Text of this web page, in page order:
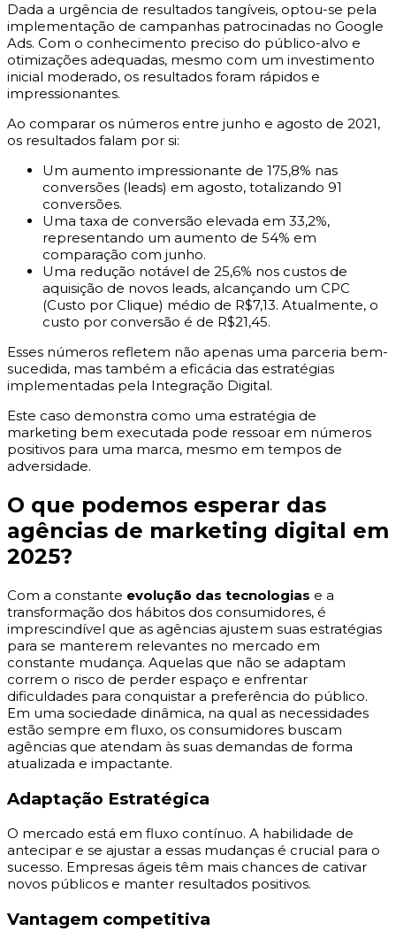
Dada a urgência de resultados tangíveis, optou-se pela
implementação de campanhas patrocinadas no Google
Ads. Com o conhecimento preciso do público-alvo e
otimizações adequadas, mesmo com um investimento
inicial moderado, os resultados foram rápidos e
impressionantes.
Ao comparar os números entre junho e agosto de 2021,
os resultados falam por si:
Um aumento impressionante de 175,8% nas
conversões (leads) em agosto, totalizando 91
conversões.
Uma taxa de conversão elevada em 33,2%,
representando um aumento de 54% em
comparação com junho.
Uma redução notável de 25,6% nos custos de
aquisição de novos leads, alcançando um CPC
(Custo por Clique) médio de R$7,13. Atualmente, o
custo por conversão é de R$21,45.
Esses números refletem não apenas uma parceria bem-
sucedida, mas também a eficácia das estratégias
implementadas pela Integração Digital.
Este caso demonstra como uma estratégia de
marketing bem executada pode ressoar em números
positivos para uma marca, mesmo em tempos de
adversidade.
O que podemos esperar das
agências de marketing digital em
2025?
Com a constante evolução das tecnologias e a
transformação dos hábitos dos consumidores, é
imprescindível que as agências ajustem suas estratégias
para se manterem relevantes no mercado em
constante mudança. Aquelas que não se adaptam
correm o risco de perder espaço e enfrentar
dificuldades para conquistar a preferência do público.
Em uma sociedade dinâmica, na qual as necessidades
estão sempre em fluxo, os consumidores buscam
agências que atendam às suas demandas de forma
atualizada e impactante.
Adaptação Estratégica
O mercado está em fluxo contínuo. A habilidade de
antecipar e se ajustar a essas mudanças é crucial para o
sucesso. Empresas ágeis têm mais chances de cativar
novos públicos e manter resultados positivos.
Vantagem competitiva